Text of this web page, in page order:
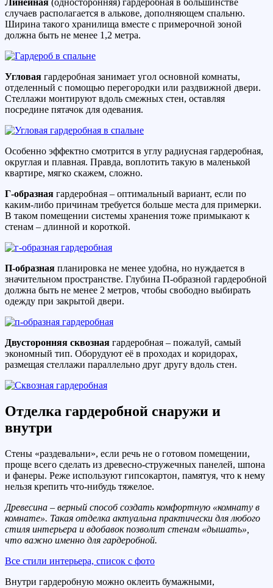
Линейная (односторонняя) гардеробная в большинстве
случаев располагается в алькове, дополняющем спальню.
Ширина такого хранилища вместе с примерочной зоной
должна быть не менее 1,2 метра.
Угловая гардеробная занимает угол основной комнаты,
отделенный с помощью перегородки или раздвижной двери.
Стеллажи монтируют вдоль смежных стен, оставляя
посредине пятачок для одевания.
Особенно эффектно смотрится в углу радиусная гардеробная,
округлая и плавная. Правда, воплотить такую в маленькой
квартире, мягко скажем, сложно.
Г-образная гардеробная – оптимальный вариант, если по
каким-либо причинам требуется больше места для примерки.
В таком помещении системы хранения тоже примыкают к
стенам – длинной и короткой.
П-образная планировка не менее удобна, но нуждается в
значительном пространстве. Глубина П-образной гардеробной
должна быть не менее 2 метров, чтобы свободно выбирать
одежду при закрытой двери.
Двусторонняя сквозная гардеробная – пожалуй, самый
экономный тип. Оборудуют её в проходах и коридорах,
размещая стеллажи параллельно друг другу вдоль стен.
Отделка гардеробной снаружи и
внутри
Стены «раздевальни», если речь не о готовом помещении,
проще всего сделать из древесно-стружечных панелей, шпона
и фанеры. Реже используют гипсокартон, памятуя, что к нему
нельзя крепить что-нибудь тяжелое.
Древесина – верный способ создать комфортную «комнату в
комнате». Такая отделка актуальна практически для любого
стиля интерьера и вдобавок позволит стенам «дышать»,
что важно именно для гардеробной.
Все стили интерьера, список с фото
Внутри гардеробную можно оклеить бумажными,